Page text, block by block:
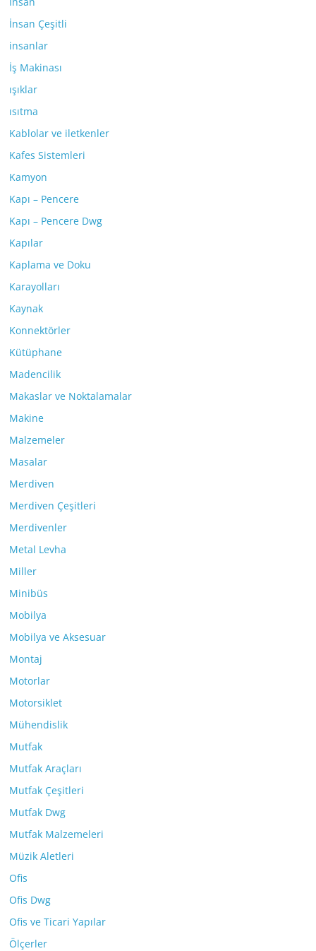
İnsan Çeşitli
insanlar
İş Makinası
ışıklar
ısıtma
Kablolar ve iletkenler
Kafes Sistemleri
Kamyon
Kapı – Pencere
Kapı – Pencere Dwg
Kapılar
Kaplama ve Doku
Karayolları
Kaynak
Konnektörler
Kütüphane
Madencilik
Makaslar ve Noktalamalar
Makine
Malzemeler
Masalar
Merdiven
Merdiven Çeşitleri
Merdivenler
Metal Levha
Miller
Minibüs
Mobilya
Mobilya ve Aksesuar
Montaj
Motorlar
Motorsiklet
Mühendislik
Mutfak
Mutfak Araçları
Mutfak Çeşitleri
Mutfak Dwg
Mutfak Malzemeleri
Müzik Aletleri
Ofis
Ofis Dwg
Ofis ve Ticari Yapılar
Ölçerler